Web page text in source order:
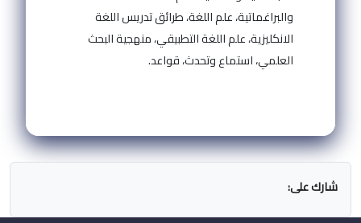
والبراغماتية، علم اللغة، طرائق تدريس اللغة
الانكليزية، علم اللغة التطبيقي، منهجية البحث
العلمي، استماع وتحدث، قواعد.
شارك على: